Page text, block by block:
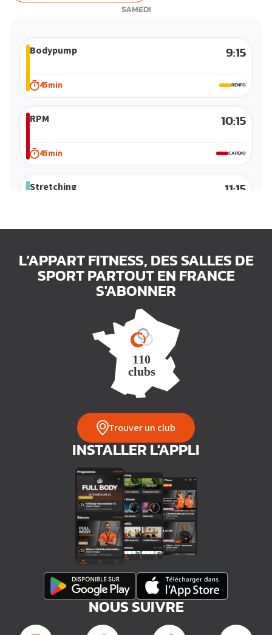
Sports de combat
SAMEDI
Bodypump 9:15
45min RENFO
RPM 10:15
45min CARDIO
Stretching 11:15
L’APPART FITNESS, DES SALLES DE
SPORT PARTOUT EN FRANCE
S'ABONNER
Trouver un club
INSTALLER L'APPLI
NOUS SUIVRE